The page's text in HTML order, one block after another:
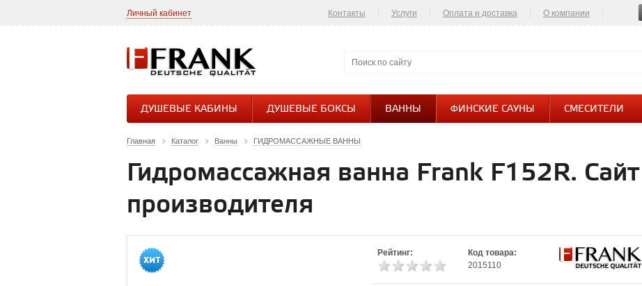
Личный кабинет Контакты Услуги Оплата и доставка О компании
ДУШЕВЫЕ КАБИНЫ ДУШЕВЫЕ БОКСЫ ВАННЫ ФИНСКИЕ САУНЫ СМЕСИТЕЛИ
Главная Каталог Ванны ГИДРОМАССАЖНЫЕ ВАННЫ
Гидромассажная ванна Frank F152R. Сайт
производителя
Рейтинг:
Код товара:
2015110